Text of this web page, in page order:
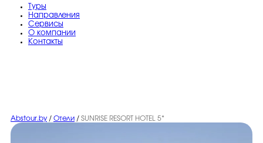
Туры
Направления
Сервисы
O компании
Контакты
Abstour.by / Отели / SUNRISE RESORT HOTEL 5*